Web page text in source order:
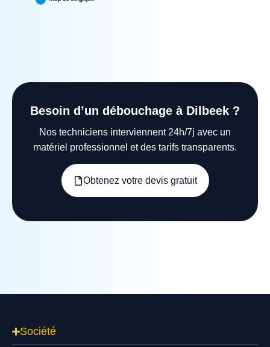
Besoin d’un débouchage à Dilbeek ?
Nos techniciens interviennent 24h/7j avec un
matériel professionnel et des tarifs transparents.
Obtenez votre devis gratuit
Société